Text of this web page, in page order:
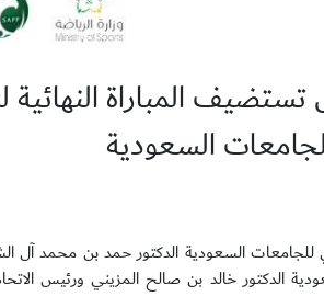
المباراة النهائية
السعودية
للجامعات السعودية الدكتور حمد بن محمد
الدكتور خالد بن صالح المزيني ورئيس